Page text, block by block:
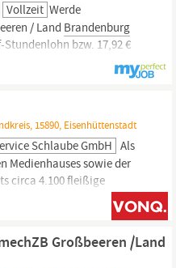
Vollzeit Werde
/ Land Brandenburg
bzw. 17,92 €
Arbeitsmarktzulage
Bis zu 332,34 €
/ befristet in Vollzeit
15890, Eisenhüttenstadt
Schlaube GmbH Als
Medienhauses sowie der
circa 4.100 fleißige
Anzeigenblätter und
Nordsachsen. DAS WÜRDEN
Großbeeren /Land